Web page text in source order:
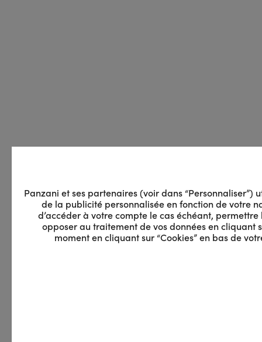
Panzani et ses partenaires (voir dans
de la publicité personnalisée en fonction de votre
d’accéder à votre compte le cas échéant,
opposer au traitement de vos données en cliquant
moment en cliquant sur “Cookies” en bas de